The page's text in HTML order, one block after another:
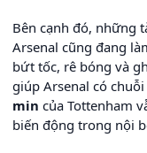
Bên cạnh đó, những
Arsenal cũng đang
bứt tốc, rê bóng và
giúp Arsenal có
min của Tottenham
biến động trong nội